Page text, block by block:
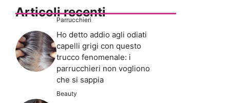
Articoli recenti
Parrucchieri
Ho detto addio agli odiati
capelli grigi con questo
trucco fenomenale: i
parrucchieri non vogliono
che si sappia
Beauty